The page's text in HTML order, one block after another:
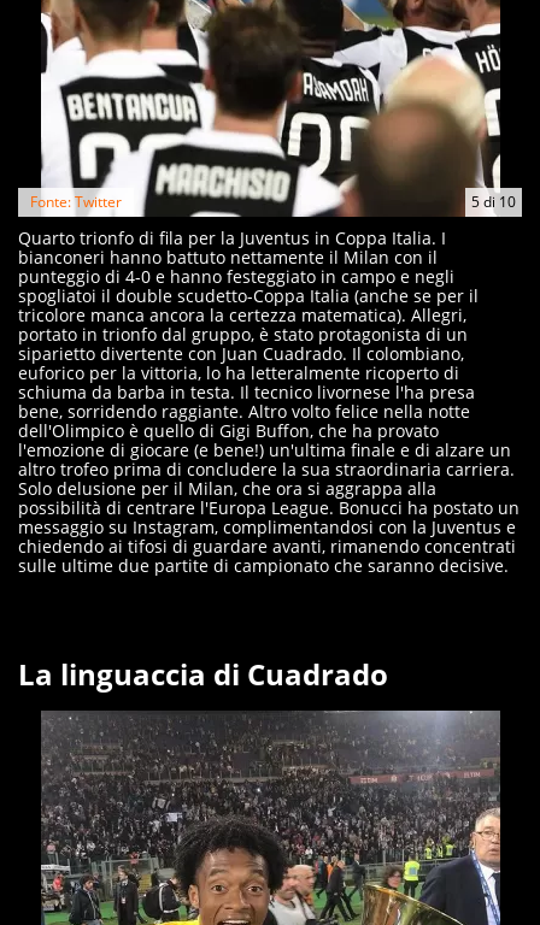
5di 10
Fonte: Twitter
Quarto trionfo di fila per la Juventus in Coppa Italia. I
bianconeri hanno battuto nettamente il Milan con il
punteggio di 4-0 e hanno festeggiato in campo e negli
spogliatoi il double scudetto-Coppa Italia (anche se per il
tricolore manca ancora la certezza matematica). Allegri,
portato in trionfo dal gruppo, è stato protagonista di un
siparietto divertente con Juan Cuadrado. Il colombiano,
euforico per la vittoria, lo ha letteralmente ricoperto di
schiuma da barba in testa. Il tecnico livornese l'ha presa
bene, sorridendo raggiante. Altro volto felice nella notte
dell'Olimpico è quello di Gigi Buffon, che ha provato
l'emozione di giocare (e bene!) un'ultima finale e di alzare un
altro trofeo prima di concludere la sua straordinaria carriera.
Solo delusione per il Milan, che ora si aggrappa alla
possibilità di centrare l'Europa League. Bonucci ha postato un
messaggio su Instagram, complimentandosi con la Juventus e
chiedendo ai tifosi di guardare avanti, rimanendo concentrati
sulle ultime due partite di campionato che saranno decisive.
La linguaccia di Cuadrado